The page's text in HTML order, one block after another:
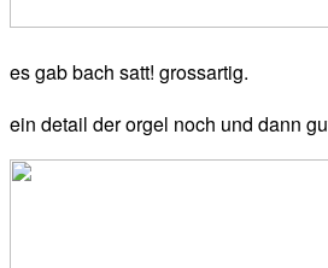
es gab bach satt! grossartig.
ein detail der orgel noch und dann